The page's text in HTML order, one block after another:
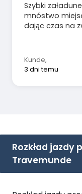
Szybki
mnóstwo
dając czas na
Kunde,
3 dni temu
Rozkład
Travemunde